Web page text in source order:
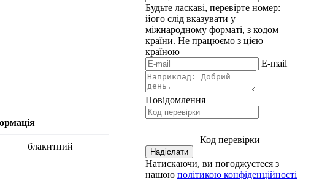
блакитний
Будьте ласкаві, перевірте номер:
його слід вказувати у
міжнародному форматі, з кодом
країни. Не працюємо з цією
країною
E-mail
Повідомлення
Код перевірки
Натискаючи, ви погоджуєтеся з
нашою політикою конфіденційності